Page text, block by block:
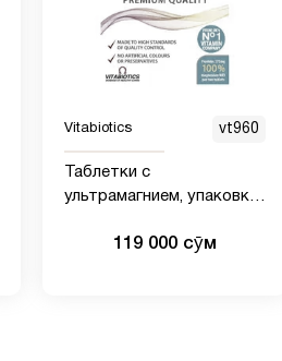
Vitabiotics vt960
Таблетки с
ультрамагнием, упаковка
119 000 сӯм